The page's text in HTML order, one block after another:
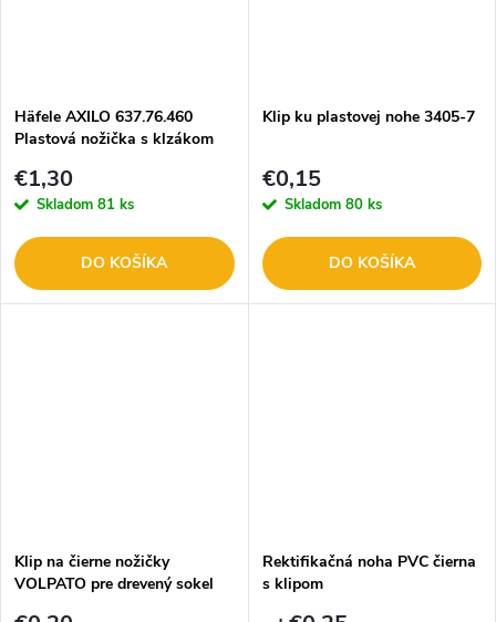
Häfele AXILO 637.76.460
Plastová nožička s klzákom
€1,30
Skladom 81 ks
DO KOŠÍKA
Klip ku plastovej nohe 3405-7
€0,15
Skladom 80 ks
DO KOŠÍKA
Klip na čierne nožičky
VOLPATO pre drevený sokel
Rektifikačná noha PVC čierna
s klipom